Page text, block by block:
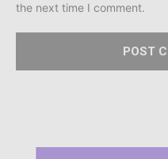
the next time I comment.